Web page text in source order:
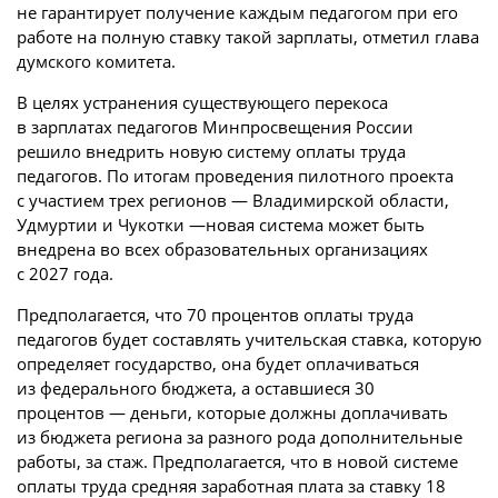
не гарантирует получение каждым педагогом при его
работе на полную ставку такой зарплаты, отметил глава
думского комитета.
В целях устранения существующего перекоса
в зарплатах педагогов Минпросвещения России
решило внедрить новую систему оплаты труда
педагогов. По итогам проведения пилотного проекта
с участием трех регионов — Владимирской области,
Удмуртии и Чукотки —новая система может быть
внедрена во всех образовательных организациях
с 2027 года.
Предполагается, что 70 процентов оплаты труда
педагогов будет составлять учительская ставка, которую
определяет государство, она будет оплачиваться
из федерального бюджета, а оставшиеся 30
процентов — деньги, которые должны доплачивать
из бюджета региона за разного рода дополнительные
работы, за стаж. Предполагается, что в новой системе
оплаты труда средняя заработная плата за ставку 18